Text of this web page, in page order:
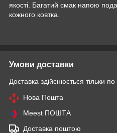
якості. Багатий смак напою
кожного ковтка.
Умови доставки
Доставка здійснюється тільки
Нова Пошта
Meest ПОШТА
Доставка поштою